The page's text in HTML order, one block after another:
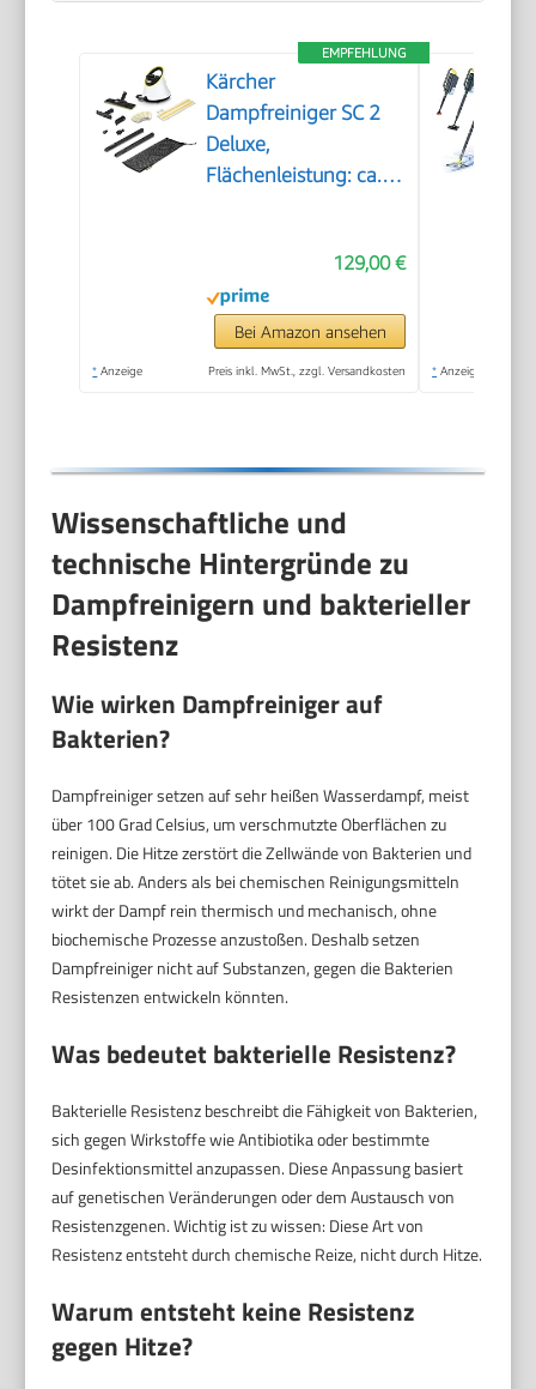
EMPFEHLUNG
Kärcher
Dampfreiniger SC 2
Deluxe,
Flächenleistung: ca.
bar, Aufheizzeit: 6,5
min., Heizleistung:
1.500 W, mit
Bodenreinigungsset
129,00 €
Bei Amazon ansehen
* Anzeige Preis inkl. MwSt., zzgl. Versandkosten * Anzeige
Wissenschaftliche und
technische Hintergründe zu
Dampfreinigern und bakterieller
Resistenz
Wie wirken Dampfreiniger auf
Bakterien?
Dampfreiniger setzen auf sehr heißen Wasserdampf, meist
über 100 Grad Celsius, um verschmutzte Oberflächen zu
reinigen. Die Hitze zerstört die Zellwände von Bakterien und
tötet sie ab. Anders als bei chemischen Reinigungsmitteln
wirkt der Dampf rein thermisch und mechanisch, ohne
biochemische Prozesse anzustoßen. Deshalb setzen
Dampfreiniger nicht auf Substanzen, gegen die Bakterien
Resistenzen entwickeln könnten.
Was bedeutet bakterielle Resistenz?
Bakterielle Resistenz beschreibt die Fähigkeit von Bakterien,
sich gegen Wirkstoffe wie Antibiotika oder bestimmte
Desinfektionsmittel anzupassen. Diese Anpassung basiert
auf genetischen Veränderungen oder dem Austausch von
Resistenzgenen. Wichtig ist zu wissen: Diese Art von
Resistenz entsteht durch chemische Reize, nicht durch Hitze.
Warum entsteht keine Resistenz
gegen Hitze?